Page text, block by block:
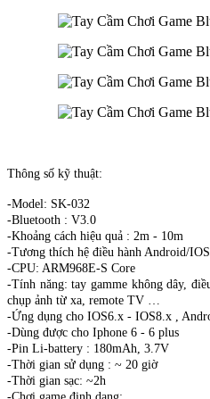
Thông số kỹ thuật:
-Model: SK-032
-Bluetooth : V3.0
-Khoảng cách hiệu quả : 2m - 10m
-Tương thích hệ điều hành Android/
-CPU: ARM968E-S Core
-Tính năng: tay gamme không dây,
chụp ảnh từ xa, remote TV …
-Ứng dụng cho IOS6.x - IOS8.x ,
-Dùng được cho Iphone 6 - 6 plus
-Pin Li-battery : 180mAh, 3.7V
-Thời gian sử dụng : ~ 20 giờ
-Thời gian sạc: ~2h